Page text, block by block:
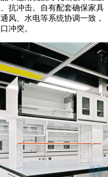
抗冲击。自有配套确保家具
风、水电等系统协调一致，
冲突。